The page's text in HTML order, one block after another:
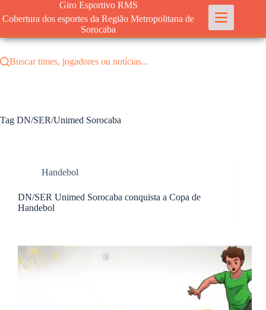
para
conteúdo
Giro Esportivo RMS
Cobertura dos esportes da Região Metropolitana de
Sorocaba
Buscar times, jogadores ou notícias...
Tag DN/SER/Unimed Sorocaba
Handebol
DN/SER Unimed Sorocaba conquista a Copa de
Handebol